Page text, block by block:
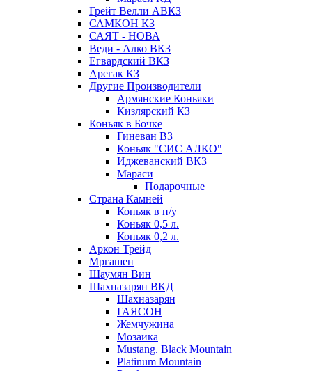
Грейт Велли АВКЗ
САМКОН КЗ
САЯТ - НОВА
Веди - Алко ВКЗ
Егвардский ВКЗ
Арегак КЗ
Другие Производители
Армянские Коньяки
Кизлярский КЗ
Коньяк в Бочке
Гиневан ВЗ
Коньяк "СИС АЛКО"
Иджеванский ВКЗ
Мараси
Подарочные
Страна Камней
Коньяк в п/у
Коньяк 0,5 л.
Коньяк 0,2 л.
Аркон Трейд
Мргашен
Шаумян Вин
Шахназарян ВКД
Шахназарян
ГАЯСОН
Жемчужина
Мозаика
Mustang. Black Mountain
Platinum Mountain